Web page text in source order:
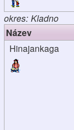
okres: Kladno
Název
Hinajankaga